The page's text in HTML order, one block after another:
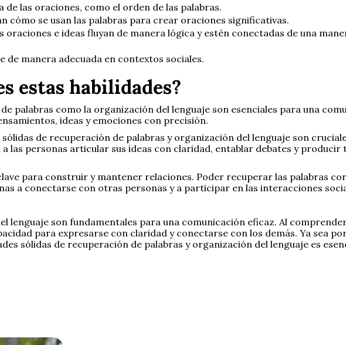
las oraciones, como el orden de las palabras.
cómo se usan las palabras para crear oraciones significativas.
oraciones e ideas fluyan de manera lógica y estén conectadas de una
de manera adecuada en contextos sociales.
estas habilidades?
palabras como la organización del lenguaje son esenciales para una
ideas y emociones con precisión.
sólidas de recuperación de palabras y organización del lenguaje son
las personas articular sus ideas con claridad, entablar debates y producir
para construir y mantener relaciones. Poder recuperar las palabras
a conectarse con otras personas y a participar en las interacciones
lenguaje son fundamentales para una comunicación eficaz. Al
para expresarse con claridad y conectarse con los demás. Ya sea
sólidas de recuperación de palabras y organización del lenguaje es